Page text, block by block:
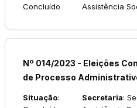
Concluído
Assistência
Nº 014/2023 - Eleições
de Processo
Situação:
Secretaria: